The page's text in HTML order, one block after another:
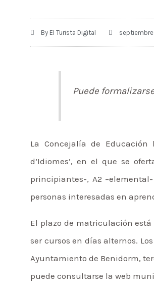
By El Turista Digital
Puede
La Concejalía de
d’Idiomes’, en el que se
principiantes-, A2
personas interesadas en
El plazo de matriculación está
ser cursos en días alternos.
Ayuntamiento de Benidorm,
puede consultarse la web